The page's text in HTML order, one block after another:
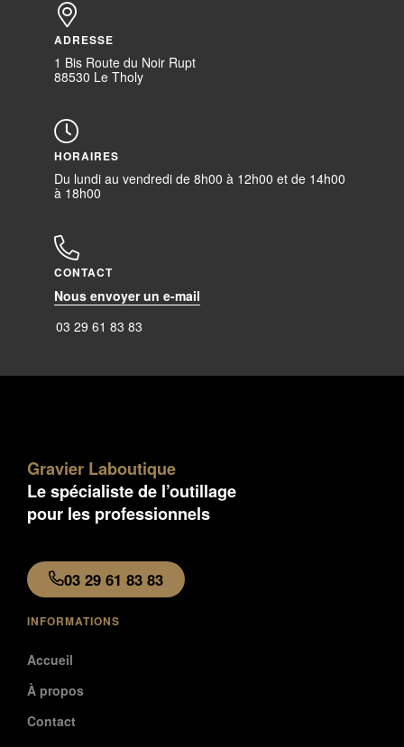
ADRESSE
1 Bis Route du Noir Rupt
88530 Le Tholy
HORAIRES
Du lundi au vendredi de 8h00 à 12h00 et de 14h00
à 18h00
CONTACT
Nous envoyer un e-mail
03 29 61 83 83
Gravier Laboutique
Le spécialiste de l’outillage
pour les professionnels
03 29 61 83 83
INFORMATIONS
Accueil
À propos
Contact